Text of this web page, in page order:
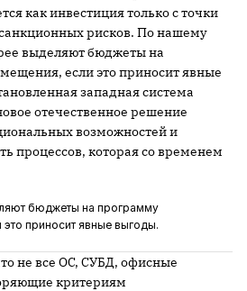
как инвестиция только с точки
рисков. По нашему
выделяют бюджеты на
если это приносит явные
западная система
отечественное решение
возможностей и
процессов, которая со временем
бюджеты на программу
приносит явные выгоды.
не все ОС, СУБД, офисные
критериям